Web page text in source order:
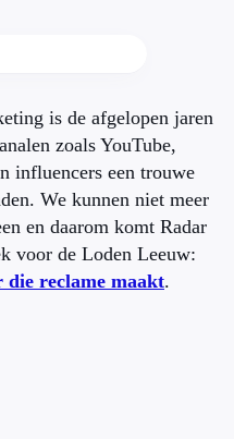
is de afgelopen jaren
zoals YouTube,
influencers een trouwe
We kunnen niet meer
en daarom komt Radar
voor de Loden Leeuw:
reclame maakt.